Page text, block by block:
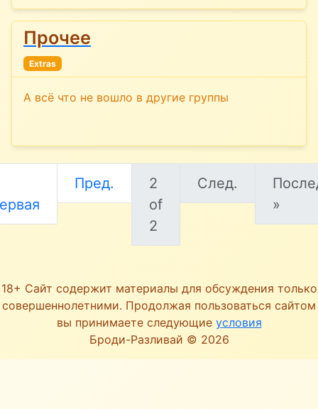
Прочее
Extras
А всё что не вошло в другие группы
Пред.
2
of
2
След.
»
18+ Сайт содержит материалы для обсуждения только
совершеннолетними. Продолжая пользоваться сайтом
вы принимаете следующие условия
Броди-Разливай © 2026